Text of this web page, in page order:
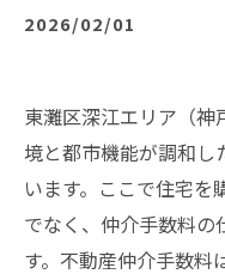
2026/02/01
東灘区深江エリア（
境と都市機能が調和し
います。ここで住宅を
でなく、仲介手数料の
す。不動産仲介手数料